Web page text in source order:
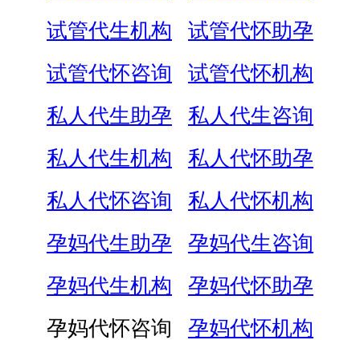
试管代生机构
试管代怀助孕
试管代怀咨询
试管代怀机构
私人代生助孕
私人代生咨询
私人代生机构
私人代怀助孕
私人代怀咨询
私人代怀机构
孕妈代生助孕
孕妈代生咨询
孕妈代生机构
孕妈代怀助孕
孕妈代怀咨询
孕妈代怀机构